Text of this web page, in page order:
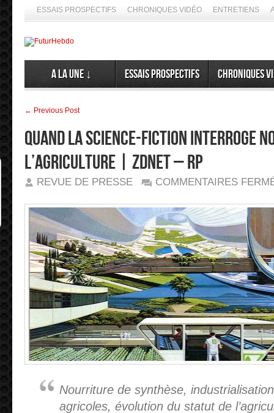
ESSAIS PROSPECTIFS CHRONIQUES VIDÉO ENTRETIENS
A la Une ↓ Essais prospectifs Chroniques
← Previous Post
Quand la science-fiction interroge
l’agriculture | ZDNet – RP
REVUE DE PRESSE COMMENTAIRES
Nourriture de synthèse,
agricoles, évolution du statut de